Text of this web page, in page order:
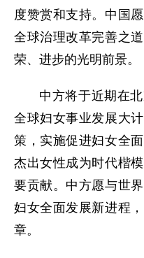
度赞赏和支持。中国
全球治理改革完善之
荣、进步的光明前景。
中方将于近期在
全球妇女事业发展大
策，实施促进妇女全
杰出女性成为时代楷
要贡献。中方愿与世
妇女全面发展新进程
章。